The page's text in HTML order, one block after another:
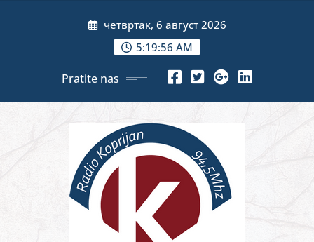
четвртак, 6 август 2026
5:19:58 AM
Pratite nas